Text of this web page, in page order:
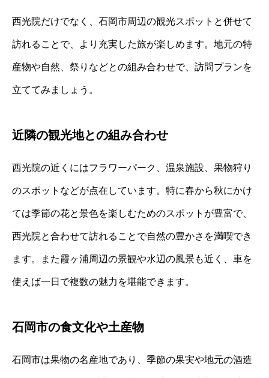
西光院だけでなく、石岡市周辺の観光スポットと併せて
訪れることで、より充実した旅が楽しめます。地元の特
産物や自然、祭りなどとの組み合わせで、訪問プランを
立ててみましょう。
近隣の観光地との組み合わせ
西光院の近くにはフラワーパーク、温泉施設、果物狩り
のスポットなどが点在しています。特に春から秋にかけ
ては季節の花と景色を楽しむためのスポットが豊富で、
西光院と合わせて訪れることで自然の豊かさを満喫でき
ます。また霞ヶ浦周辺の景観や水辺の風景も近く、車を
使えば一日で複数の魅力を堪能できます。
石岡市の食文化や土産物
石岡市は果物の名産地であり、季節の果実や地元の酒造